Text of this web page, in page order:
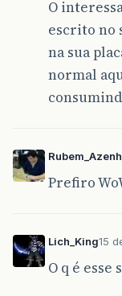
O
escrito no
na sua
normal
Prefiro
Lich_King15
O q é esse